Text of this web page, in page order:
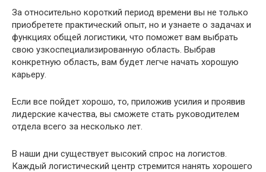
За относительно короткий период времени вы не только
приобретете практический опыт, но и узнаете о задачах и
функциях общей логистики, что поможет вам выбрать
свою узкоспециализированную область. Выбрав
конкретную область, вам будет легче начать хорошую
карьеру.
Если все пойдет хорошо, то, приложив усилия и проявив
лидерские качества, вы сможете стать руководителем
отдела всего за несколько лет.
В наши дни существует высокий спрос на логистов.
Каждый логистический центр стремится нанять хорошего